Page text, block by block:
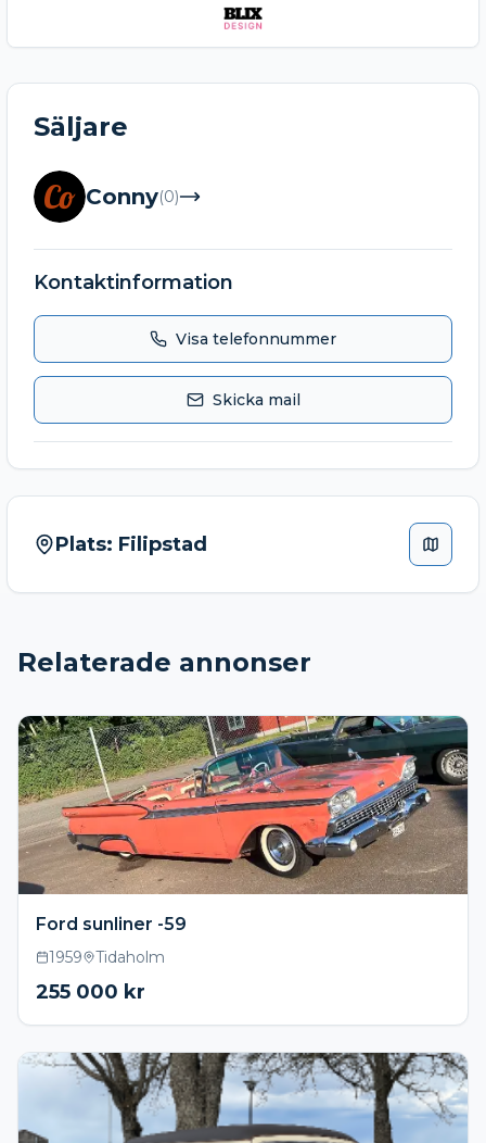
Säljare
Co Conny(0)
Kontaktinformation
Visa telefonnummer
Skicka mail
Plats: Filipstad
Relaterade annonser
Ford sunliner -59
1959 Tidaholm
255 000 kr